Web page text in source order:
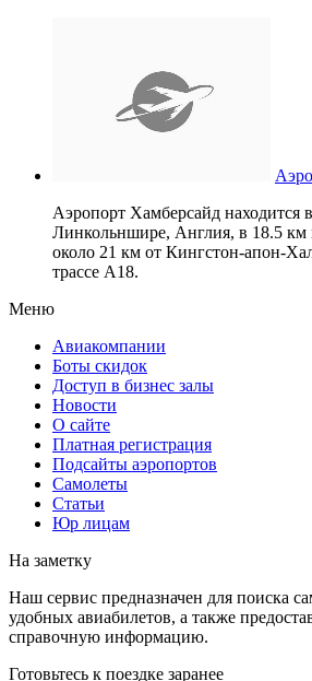
Аэропорт Хамберсайд находится
Линкольншире, Англия, в 18.5 км
около 21 км от Кингстон-апон-
трассе A18.
Меню
Авиакомпании
Боты скидок
Доступ в бизнес залы
Новости
О сайте
Платная регистрация
Подсайты аэропортов
Самолеты
Статьи
Юр лицам
На заметку
Наш сервис предназначен для поиска
удобных авиабилетов, а также
справочную информацию.
Готовьтесь к поездке заранее